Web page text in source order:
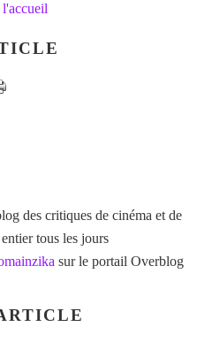
des critiques de cinéma et de
tous les jours
sur le portail Overblog